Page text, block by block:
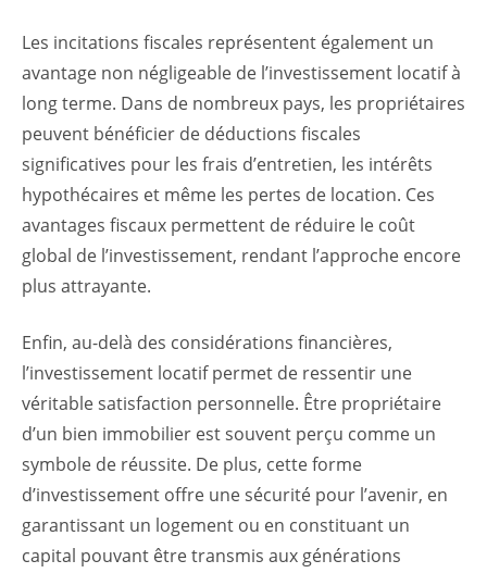
Les incitations fiscales représentent également un
avantage non négligeable de l’investissement locatif à
long terme. Dans de nombreux pays, les propriétaires
peuvent bénéficier de déductions fiscales
significatives pour les frais d’entretien, les intérêts
hypothécaires et même les pertes de location. Ces
avantages fiscaux permettent de réduire le coût
global de l’investissement, rendant l’approche encore
plus attrayante.
Enfin, au-delà des considérations financières,
l’investissement locatif permet de ressentir une
véritable satisfaction personnelle. Être propriétaire
d’un bien immobilier est souvent perçu comme un
symbole de réussite. De plus, cette forme
d’investissement offre une sécurité pour l’avenir, en
garantissant un logement ou en constituant un
capital pouvant être transmis aux générations